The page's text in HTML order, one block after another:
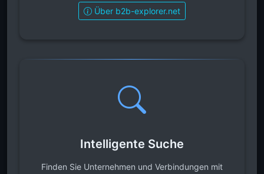
Über b2b-explorer.net
Intelligente Suche
Finden Sie Unternehmen und Verbindungen mit